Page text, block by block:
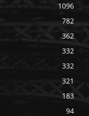
1096
782
362
332
332
321
183
94